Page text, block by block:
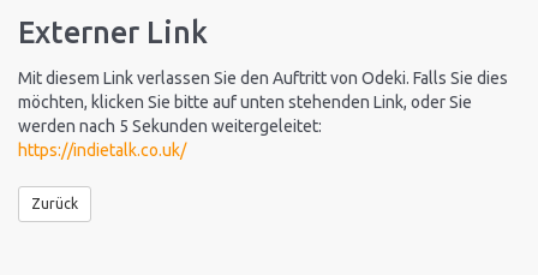
Externer Link
Mit diesem Link verlassen Sie den Auftritt von Odeki. Falls Sie dies
möchten, klicken Sie bitte auf unten stehenden Link, oder Sie
werden nach 5 Sekunden weitergeleitet:
https://indietalk.co.uk/
Zurück